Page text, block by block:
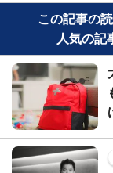
この記事の
人気の記